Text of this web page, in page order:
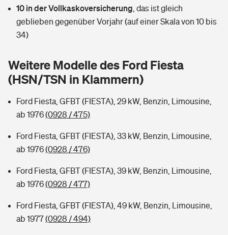
Tools
Hochwasser-Check: Wie gefährdet ist Ihr Haus?
Sie haben Fragen?
Handyversicherung
Private Cyberversicherung
Zur Übersicht
Kinderunfall-Check: Mehr Sicherheit für deine Kids
Typklassen: So ist Ihr Auto eingestuft
Wer versichert was: Jetzt Versicherer finden
Rentenrechner: Wie viel Geld bekomme ich im Alter?
10 in der Vollkaskoversicherung das ist gleich
geblieben gegenüber Vorjahr (auf einer Skala von 10 bis
34)
Weitere Modelle des Ford Fiesta
(HSN/TSN in Klammern)
Ford Fiesta, GFBT (FIESTA), 29 kW, Benzin, Limousine,
ab 1976(0928 / 475)
Ford Fiesta, GFBT (FIESTA), 33 kW, Benzin, Limousine,
ab 1976(0928 / 476)
Ford Fiesta, GFBT (FIESTA), 39 kW, Benzin, Limousine,
ab 1976(0928 / 477)
Ford Fiesta, GFBT (FIESTA), 49 kW, Benzin, Limousine,
ab 1977(0928 / 494)